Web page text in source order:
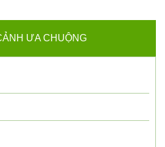
ƯA CHUỘNG